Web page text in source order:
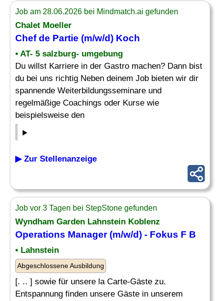
Job am 28.06.2026 bei Mindmatch.ai gefunden
Chalet Moeller
Chef de Partie (m/w/d) Koch
• AT- 5 salzburg- umgebung
Du willst Karriere in der Gastro machen? Dann bist
du bei uns richtig Neben deinem Job bieten wir dir
spannende Weiterbildungsseminare und
regelmäßige Coachings oder Kurse wie
beispielsweise den
▶ Zur Stellenanzeige
Job vor 3 Tagen bei StepStone gefunden
Wyndham Garden Lahnstein Koblenz
Operations Manager(m/w/d) - Fokus F B
• Lahnstein
Abgeschlossene Ausbildung
[. .. ] sowie für unsere la Carte-Gäste zu.
Entspannung finden unsere Gäste in unserem